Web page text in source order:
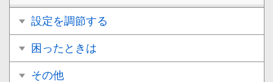
設定を調節する
困ったときは
その他